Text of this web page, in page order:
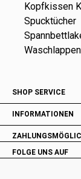
Kopfkissen
Spucktücher
SHOP SERVICE
INFORMATIONEN
FOLGE UNS AUF